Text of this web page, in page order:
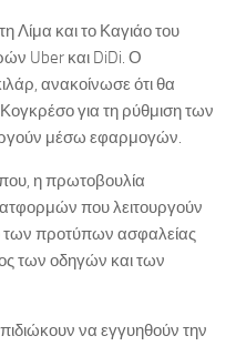
Λίμα και το Καγιάο του
Uber και DiDi. Ο
ανακοίνωσε ότι θα
για τη ρύθμιση των
μέσω εφαρμογών.
η πρωτοβουλία
που λειτουργούν
των προτύπων ασφαλείας
των οδηγών και των
να εγγυηθούν την